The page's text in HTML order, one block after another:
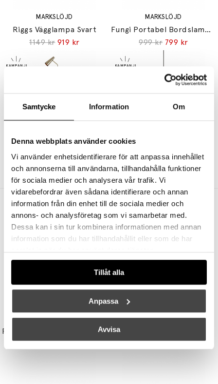
Samtycke Information Om
Denna webbplats använder cookies
Vi använder enhetsidentifierare för att anpassa innehållet
och annonserna till användarna, tillhandahålla funktioner
för sociala medier och analysera vår trafik. Vi
vidarebefordrar även sådana identifierare och annan
information från din enhet till de sociala medier och
annons- och analysföretag som vi samarbetar med.
Dessa kan i sin tur kombinera informationen med annan
information som du har tillhandahållit eller som de har
samlat in när du har använt deras tjänster.
Tillåt alla
Anpassa
Avvisa
MARKSLÖJD
Riggs Vägglampa Svart
1149 kr 919 kr
MARKSLÖJD
Fungi Portabel Bordslampa Mattvit
999 kr 799 kr
MARKSLÖJD
Peak Golvlampa Antik
1399 kr 1119 kr
Plisado Pendel 50cm Grå
999 kr 799 kr
Andra köpte även
UNISON
Reflektor MR11 28W (=35W) GU10
149 kr
STUDIO EERO AARNIO
3395 kr 3056 kr